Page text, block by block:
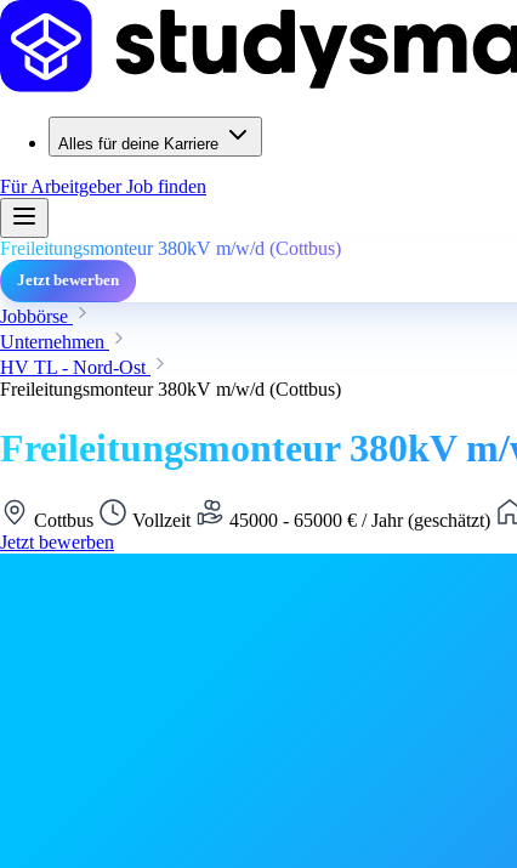
Alles für deine Karriere
Für ArbeitgeberJob finden
Freileitungsmonteur 380kV m/w/d (Cottbus)
Jetzt bewerben
Jobbörse
Unternehmen
HV TL - Nord-Ost
Freileitungsmonteur 380kV m/w/d (Cottbus)
Freileitungsmonteur 380kV
Cottbus Vollzeit 45000 - 65000 € / Jahr (geschätzt)
Jetzt bewerben